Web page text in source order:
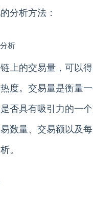
分析方法：
析
上的交易量，可以
度。交易量是衡量
否具有吸引力的一个
数量、交易额以及
。